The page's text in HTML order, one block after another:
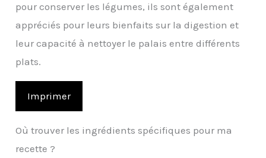
pour conserver les légumes, ils sont également
appréciés pour leurs bienfaits sur la digestion et
leur capacité à nettoyer le palais entre différents
plats.
Imprimer
Où trouver les ingrédients spécifiques pour ma
recette ?